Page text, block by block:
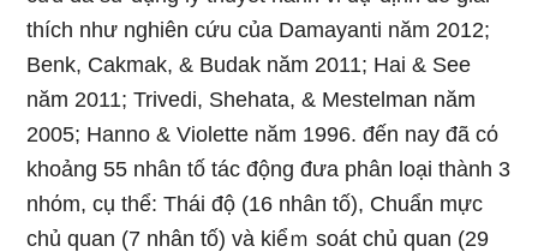
thích như nghiên cứu của Damayanti năm 2012;
Benk, Cakmak, & Budak năm 2011; Hai & See
năm 2011; Trivedi, Shehata, & Mestelman năm
2005; Hanno & Violette năm 1996. đến nay đã cό
khoảng 55 nhân tố tác động đưa phân loại thành 3
nhόm, cụ thể: Thái độ (16 nhân tố), Chuẩn mực
chủ quan (7 nhân tố) và kiểｍ soát chủ quan (29